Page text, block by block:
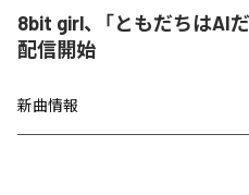
8bit girl、「ともだちはAI
配信開始
新曲情報